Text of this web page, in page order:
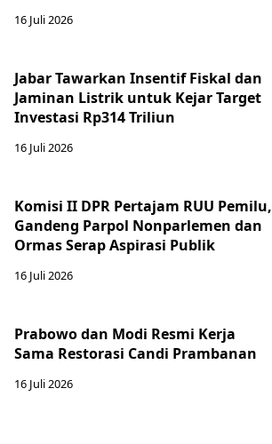
16 Juli 2026
Jabar Tawarkan Insentif Fiskal dan
Jaminan Listrik untuk Kejar Target
Investasi Rp314 Triliun
16 Juli 2026
Komisi II DPR Pertajam RUU Pemilu,
Gandeng Parpol Nonparlemen dan
Ormas Serap Aspirasi Publik
16 Juli 2026
Prabowo dan Modi Resmi Kerja
Sama Restorasi Candi Prambanan
16 Juli 2026